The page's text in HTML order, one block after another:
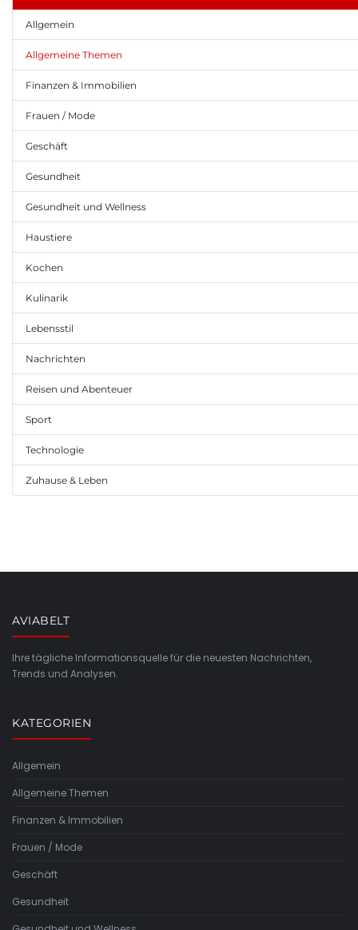
Allgemein
Allgemeine Themen
Finanzen & Immobilien
Frauen / Mode
Geschäft
Gesundheit
Gesundheit und Wellness
Haustiere
Kochen
Kulinarik
Lebensstil
Nachrichten
Reisen und Abenteuer
Sport
Technologie
Zuhause & Leben
AVIABELT
Ihre tägliche Informationsquelle für die neuesten Nachrichten,
Trends und Analysen.
KATEGORIEN
Allgemein
Allgemeine Themen
Finanzen & Immobilien
Frauen / Mode
Geschäft
Gesundheit